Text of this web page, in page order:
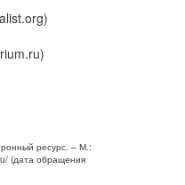
ресурс. – М.:
(дата обращения